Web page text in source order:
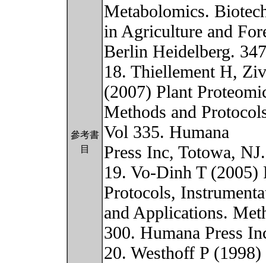
參考書
目
Metabolomics.
in Agriculture and
Berlin Heidelberg.
18. Thiellement H,
(2007) Plant
Methods and
Vol 335. Humana
Press Inc, Totowa,
19. Vo-Dinh T (2005)
Protocols,
and Applications.
300. Humana Press
20. Westhoff P